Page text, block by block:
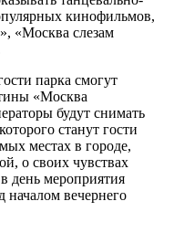
кинофильмов,
«Москва слезам
парка смогут
«Москва
будут снимать
станут гости
местах в городе,
о своих чувствах
день мероприятия
началом вечернего